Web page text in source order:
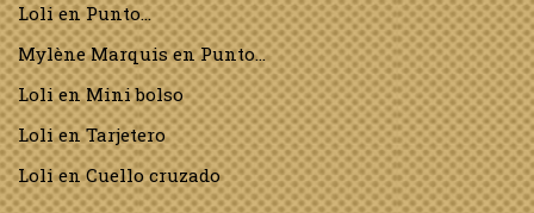
LolienPunto…
Mylène MarquisenPunto…
LolienMini bolso
LolienTarjetero
LolienCuello cruzado